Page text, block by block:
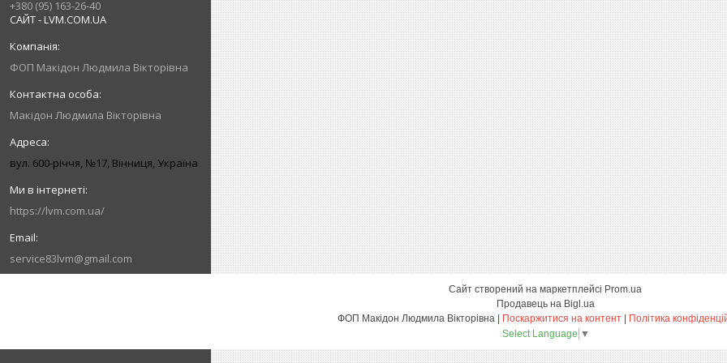
+380 (95) 163-26-40
САЙТ - LVM.COM.UA
ФОП Макідон Людмила Вікторівна
Макідон Людмила Вікторівна
вул. 600-річчя, №17, Вінниця, Україна
https://lvm.com.ua/
service83lvm@gmail.com
Сайт створений на маркетплейсі Prom.ua
Продавець на Bigl.ua
Поскаржитися на контент
Політика
Select Language ▼